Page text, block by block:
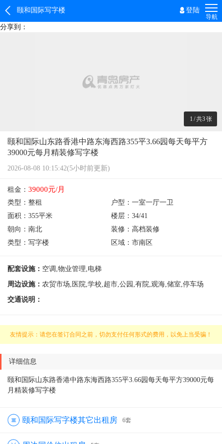
颐和国际写字楼 登陆
导航
分享到：
1 /共3张
颐和国际山东路香港中路东海西路355平3.66园每天每平方
39000元每月精装修写字楼
2026-08-08 10:15:42(5小时前更新)
租金： 39000元/月
类型： 整租 户型： 一室一厅一卫
面积： 355平米 楼层： 34/41
朝向： 南北 装修： 高档装修
类型： 写字楼 区域： 市南区
配套设施： 空调,物业管理,电梯
周边设施： 农贸市场,医院,学校,超市,公园,有院,观海,储室,停车场
交通说明：
友情提示：请您在签订合同之前，切勿支付任何形式的费用，以免上当受骗！
详细信息
颐和国际山东路香港中路东海西路355平3.66园每天每平方39000元每
月精装修写字楼
颐和国际写字楼其它出租房 6套